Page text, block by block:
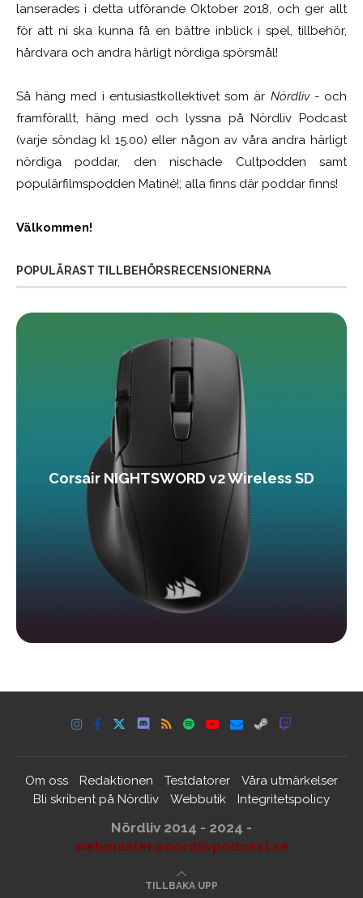
lanserades i detta utförande Oktober 2018, och ger allt
för att ni ska kunna få en bättre inblick i spel, tillbehör,
hårdvara och andra härligt nördiga spörsmål!
Så häng med i entusiastkollektivet som är Nördliv- och
framförallt, häng med och lyssna på Nördliv Podcast
(varje söndag kl 15.00) eller någon av våra andra härligt
nördiga poddar, den nischade Cultpodden samt
populärfilmspodden Matiné!; alla finns där poddar finns!
Välkommen!
POPULÄRAST TILLBEHÖRSRECENSIONERNA
Corsair NIGHTSWORD v2 Wireless SD
Om oss Redaktionen Testdatorer
Våra utmärkelser
Bli skribent på Nördliv
Webbutik Integritetspolicy
Nördliv 2014 - 2024 -
webmaster@nordlivpodcast.se
TILLBAKA UPP